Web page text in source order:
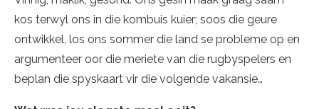
kos terwyl ons in die kombuis kuier; soos die geure
ontwikkel, los ons sommer die land se probleme op en
argumenteer oor die meriete van die rugbyspelers en
beplan die spyskaart vir die volgende vakansie…